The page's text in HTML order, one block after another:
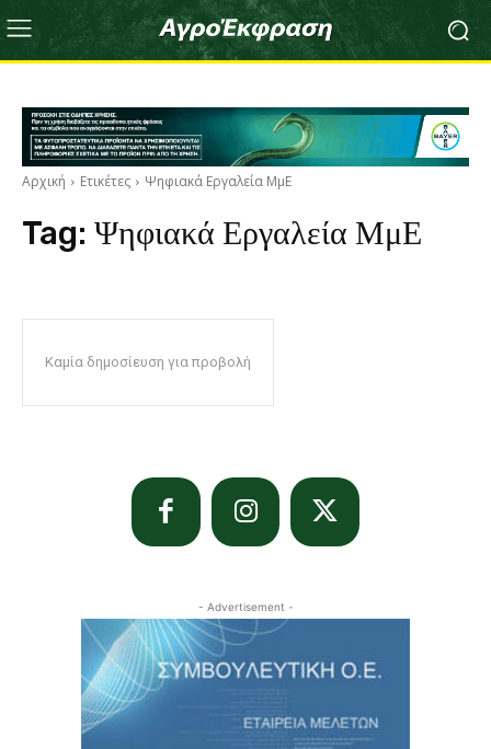
Αρχική Ετικέτες Ψηφιακά Εργαλεία ΜμΕ
Tag: Ψηφιακά Εργαλεία ΜμΕ
Καμία δημοσίευση για προβολή
- Advertisement -